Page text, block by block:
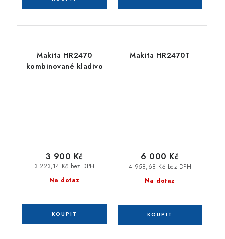
Makita HR2470
kombinované kladivo
Na dotaz
3 223,14 Kč bez DPH
3 900 Kč
Makita HR2470T
Na dotaz
4 958,68 Kč bez DPH
6 000 Kč